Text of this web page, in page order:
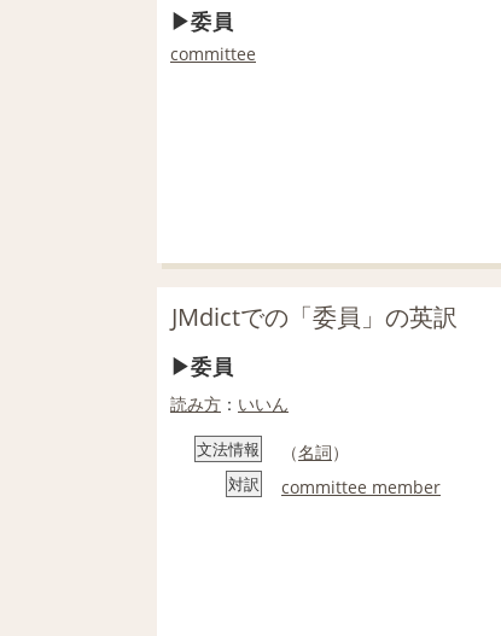
委員
committee
JMdictでの「委員」の英訳
委員
読み方 ： いいん
文法情報 （名詞）
対訳 committee member